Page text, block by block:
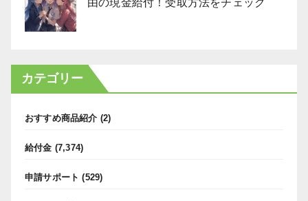
由の現金給付！受取方法をチェック
カテゴリー
おすすめ商品紹介 (2)
給付金 (7,374)
申請サポート (529)